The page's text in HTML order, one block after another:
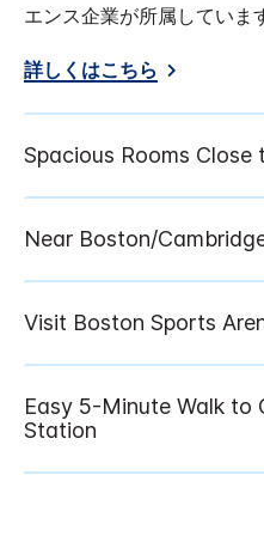
エンス企業が所属していま
詳しくはこちら